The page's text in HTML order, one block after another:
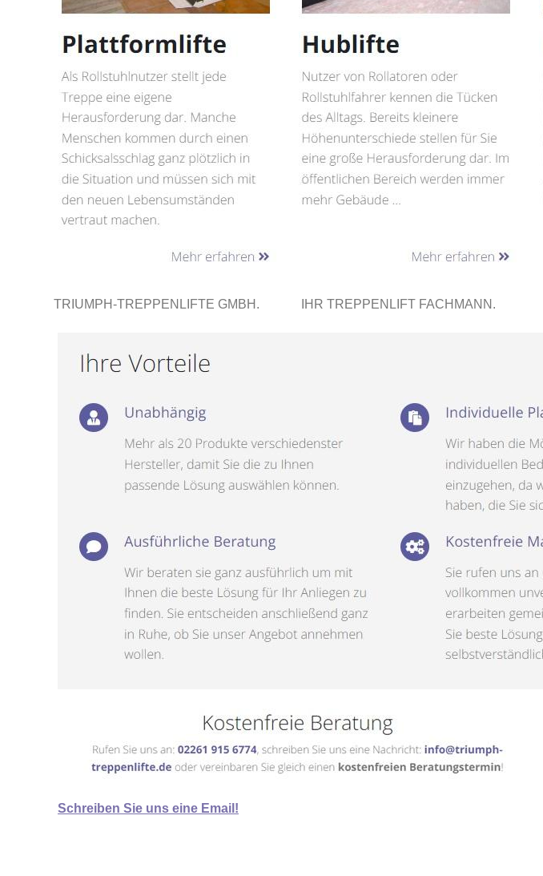
TRIUMPH-TREPPENLIFTE GMBH. IHR TREPPENLIFT FACHMANN.
Schreiben Sie uns eine Email!